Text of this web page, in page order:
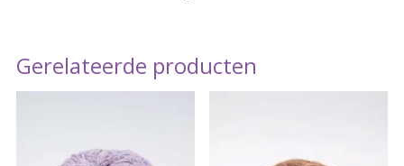
Gerelateerde producten